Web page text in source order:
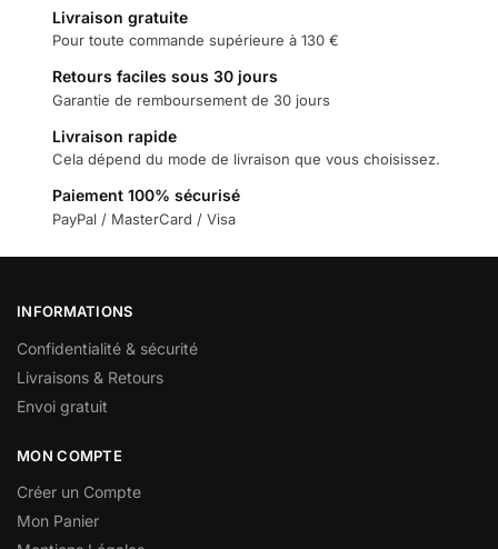
Livraison gratuite
Pour toute commande supérieure à 130 €
Retours faciles sous 30 jours
Garantie de remboursement de 30 jours
Livraison rapide
Cela dépend du mode de livraison que vous choisissez.
Paiement 100% sécurisé
PayPal / MasterCard / Visa
INFORMATIONS
Confidentialité & sécurité
Livraisons & Retours
Envoi gratuit
MON COMPTE
Créer un Compte
Mon Panier